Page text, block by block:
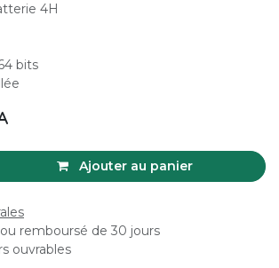
4H
bits
Ajouter au panier
remboursé de 30 jours
ouvrables